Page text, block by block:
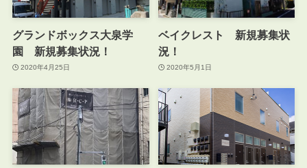
グランドボックス大泉学
園 新規募集状況！
2020年4月25日
ベイクレスト 新規募集状
況！
2020年5月1日